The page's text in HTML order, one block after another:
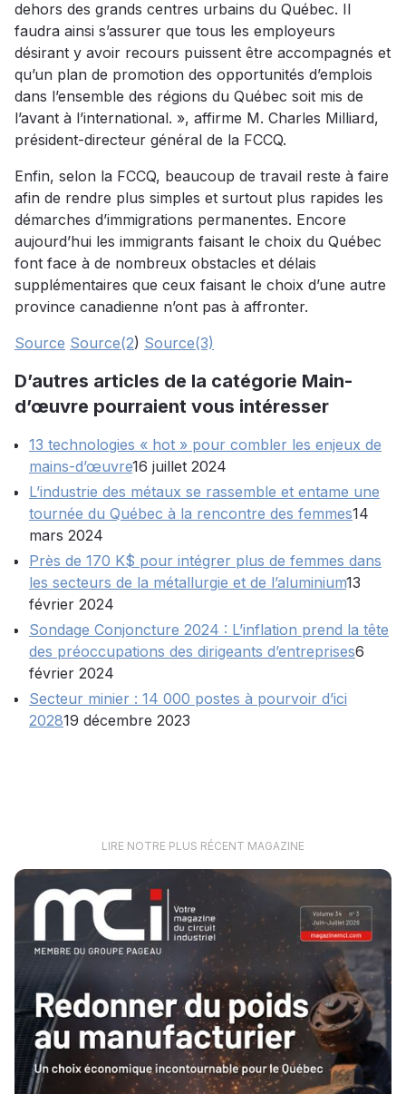
dehors des grands centres urbains du Québec. Il
faudra ainsi s’assurer que tous les employeurs
désirant y avoir recours puissent être accompagnés et
qu’un plan de promotion des opportunités d’emplois
dans l’ensemble des régions du Québec soit mis de
l’avant à l’international. », affirme M. Charles Milliard,
président-directeur général de la FCCQ.
Enfin, selon la FCCQ, beaucoup de travail reste à faire
afin de rendre plus simples et surtout plus rapides les
démarches d’immigrations permanentes. Encore
aujourd’hui les immigrants faisant le choix du Québec
font face à de nombreux obstacles et délais
supplémentaires que ceux faisant le choix d’une autre
province canadienne n’ont pas à affronter.
Source Source(2) Source(3)
D’autres articles de la catégorie Main-
d’œuvre pourraient vous intéresser
13 technologies « hot » pour combler les enjeux de
mains-d’œuvre16 juillet 2024
L’industrie des métaux se rassemble et entame une
tournée du Québec à la rencontre des femmes14
mars 2024
Près de 170 K$ pour intégrer plus de femmes dans
les secteurs de la métallurgie et de l’aluminium13
février 2024
Sondage Conjoncture 2024 : L’inflation prend la tête
des préoccupations des dirigeants d’entreprises6
février 2024
Secteur minier : 14 000 postes à pourvoir d’ici
202819 décembre 2023
LIRE NOTRE PLUS RÉCENT MAGAZINE